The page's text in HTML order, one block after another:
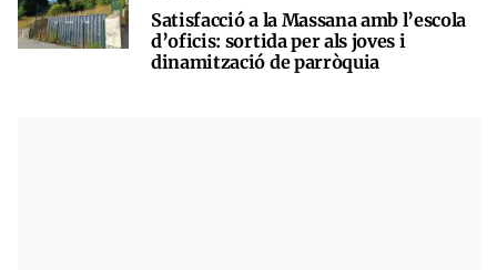
Satisfacció a la Massana amb l’escola
d’oficis: sortida per als joves i
dinamització de parròquia